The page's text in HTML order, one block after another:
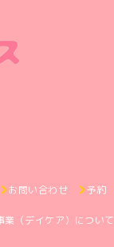
お問い合わせ 予約
（デイケア）について